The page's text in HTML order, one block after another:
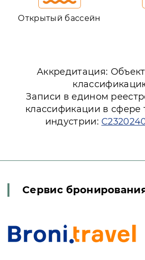
Открытый бассейн
Аккредитация:
Записи в едином
классификации в сфере
индустрии:
Сервис